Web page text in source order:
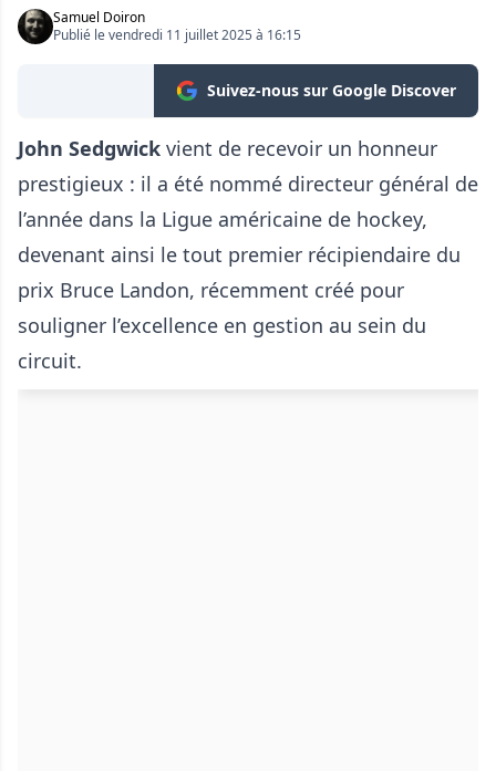
Samuel Doiron
Publié le vendredi 11 juillet 2025 à 16:15
Suivez-nous sur Google Discover
John Sedgwick vient de recevoir un honneur
prestigieux : il a été nommé directeur général de
l’année dans la Ligue américaine de hockey,
devenant ainsi le tout premier récipiendaire du
prix Bruce Landon, récemment créé pour
souligner l’excellence en gestion au sein du
circuit.